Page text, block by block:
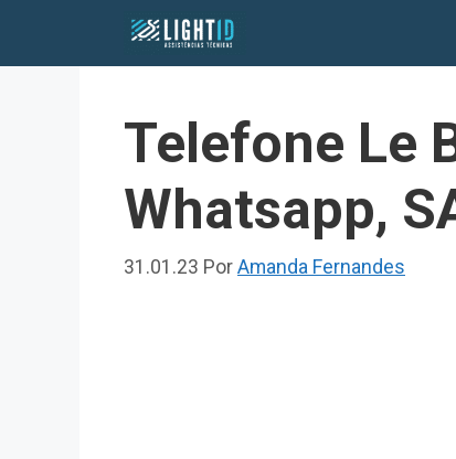
Telefone Le
Whatsapp,
31.01.23 PorAmanda Fernandes